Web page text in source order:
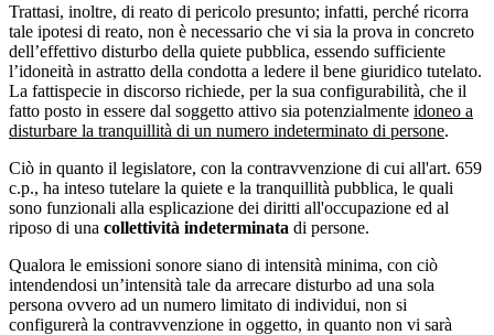
Trattasi, inoltre, di reato di pericolo presunto; infatti, perché ricorra
tale ipotesi di reato, non è necessario che vi sia la prova in concreto
dell’effettivo disturbo della quiete pubblica, essendo sufficiente
l’idoneità in astratto della condotta a ledere il bene giuridico tutelato.
La fattispecie in discorso richiede, per la sua configurabilità, che il
fatto posto in essere dal soggetto attivo sia potenzialmente idoneo a
disturbare la tranquillità di un numero indeterminato di persone.
Ciò in quanto il legislatore, con la contravvenzione di cui all'art. 659
c.p., ha inteso tutelare la quiete e la tranquillità pubblica, le quali
sono funzionali alla esplicazione dei diritti all'occupazione ed al
riposo di una collettività indeterminata di persone.
Qualora le emissioni sonore siano di intensità minima, con ciò
intendendosi un’intensità tale da arrecare disturbo ad una sola
persona ovvero ad un numero limitato di individui, non si
configurerà la contravvenzione in oggetto, in quanto non vi sarà